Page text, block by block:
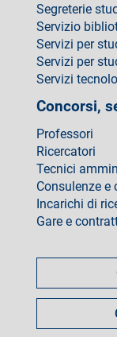
Segreterie
Servizio
Servizi per
Servizi per
Servizi
Concorsi,
Professori
Ricercatori
Tecnici
Consulenze
Incarichi di
Gare e
fare